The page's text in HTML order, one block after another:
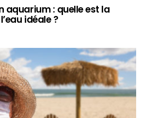
aquarium : quelle est la
idéale ?